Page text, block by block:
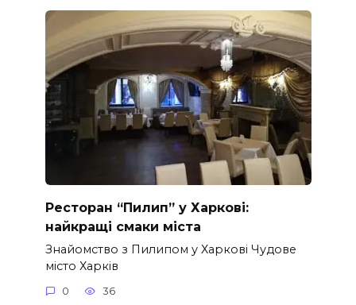
Ресторан “Пилип” у Харкові:
найкращі смаки міста
Знайомство з Пилипом у Харкові Чудове
місто Харків
0 36